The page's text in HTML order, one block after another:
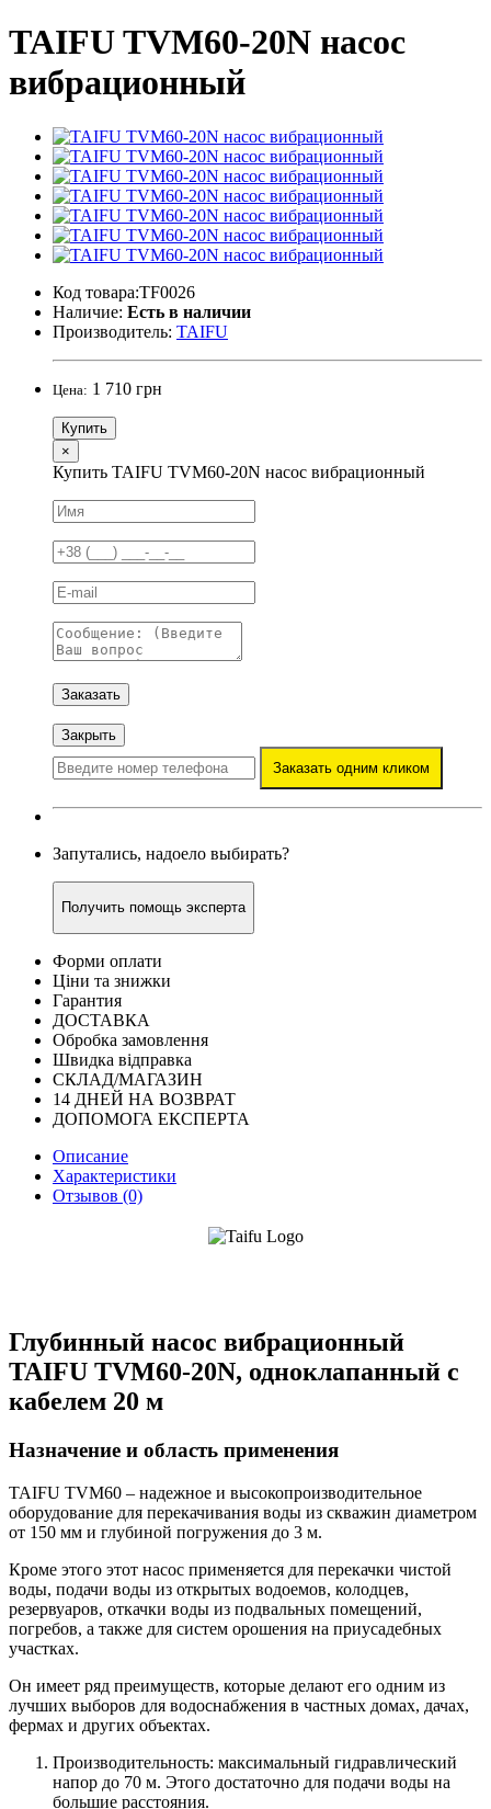
TAIFU TVM60-20N насос
вибрационный
Код товара:TF0026
Наличие: Есть в наличии
Производитель: TAIFU
Цена: 1 710 грн
Купить
×
Купить TAIFU TVM60-20N насос вибрационный
Заказать
Закрыть
Заказать одним кликом
Запутались, надоело выбирать?
Получить помощь эксперта
Форми оплати
Ціни та знижки
Гарантия
ДОСТАВКА
Обробка замовлення
Швидка відправка
СКЛАД/МАГАЗИН
14 ДНЕЙ НА ВОЗВРАТ
ДОПОМОГА ЕКСПЕРТА
Описание
Характеристики
Отзывов (0)
Глубинный насос вибрационный
TAIFU TVM60-20N, одноклапанный с
кабелем 20 м
Назначение и область применения
TAIFU TVM60 – надежное и высокопроизводительное
оборудование для перекачивания воды из скважин диаметром
от 150 мм и глубиной погружения до 3 м.
Кроме этого этот насос применяется для перекачки чистой
воды, подачи воды из открытых водоемов, колодцев,
резервуаров, откачки воды из подвальных помещений,
погребов, а также для систем орошения на приусадебных
участках.
Он имеет ряд преимуществ, которые делают его одним из
лучших выборов для водоснабжения в частных домах, дачах,
фермах и других объектах.
Производительность: максимальный гидравлический
напор до 70 м. Этого достаточно для подачи воды на
большие расстояния.